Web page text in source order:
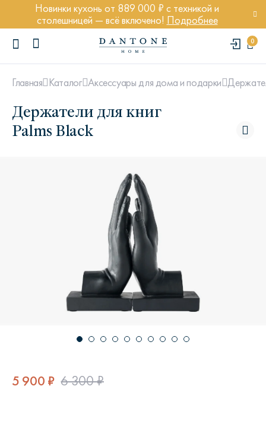
Новинки кухонь от 889 000 ₽ с техникой и
столешницей — всё включено! Подробнее
0
Главная Каталог Аксессуары для дома и подарки
Держатели для книг
Palms Black
5 900 ₽ 6 300 ₽